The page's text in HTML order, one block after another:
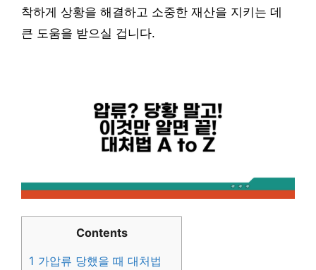
착하게 상황을 해결하고 소중한 재산을 지키는 데
큰 도움을 받으실 겁니다.
Contents
1 가압류 당했을 때 대처법